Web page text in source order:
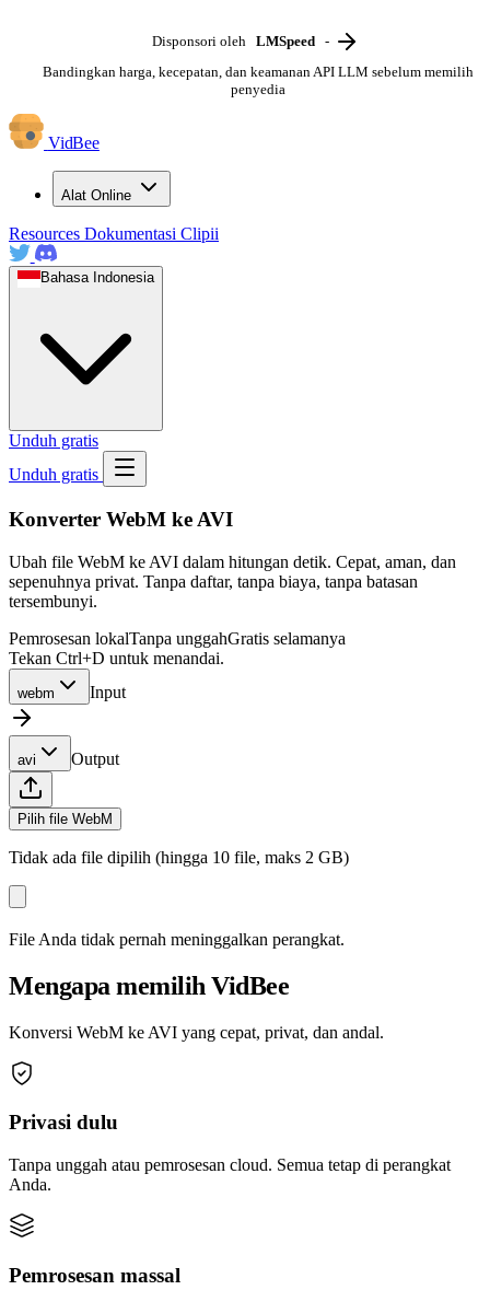
Disponsori oleh LMSpeed -
Bandingkan harga, kecepatan, dan keamanan API LLM sebelum memilih
penyedia
VidBee
Alat Online
Resources Dokumentasi Clipii
Bahasa Indonesia
Unduh gratis
Unduh gratis
Konverter WebM ke AVI
Ubah file WebM ke AVI dalam hitungan detik. Cepat, aman, dan
sepenuhnya privat. Tanpa daftar, tanpa biaya, tanpa batasan
tersembunyi.
Pemrosesan lokalTanpa unggahGratis selamanya
Tekan Ctrl+D untuk menandai.
webm Input
avi Output
Pilih file WebM
Tidak ada file dipilih (hingga 10 file, maks 2 GB)
File Anda tidak pernah meninggalkan perangkat.
Mengapa memilih VidBee
Konversi WebM ke AVI yang cepat, privat, dan andal.
Privasi dulu
Tanpa unggah atau pemrosesan cloud. Semua tetap di perangkat
Anda.
Pemrosesan massal